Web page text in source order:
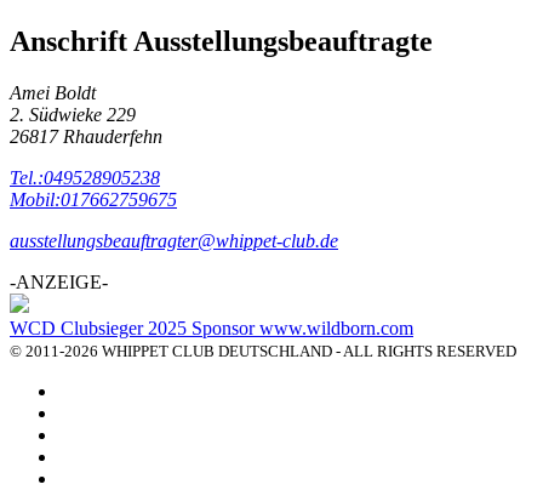
Anschrift Ausstellungsbeauftragte
Amei Boldt
2. Südwieke 229
26817 Rhauderfehn
Tel.:049528905238
Mobil:017662759675
ausstellungsbeauftragter@whippet-club.de
-ANZEIGE-
WCD Clubsieger 2025 Sponsor www.wildborn.com
© 2011-2026 WHIPPET CLUB DEUTSCHLAND - ALL RIGHTS RESERVED